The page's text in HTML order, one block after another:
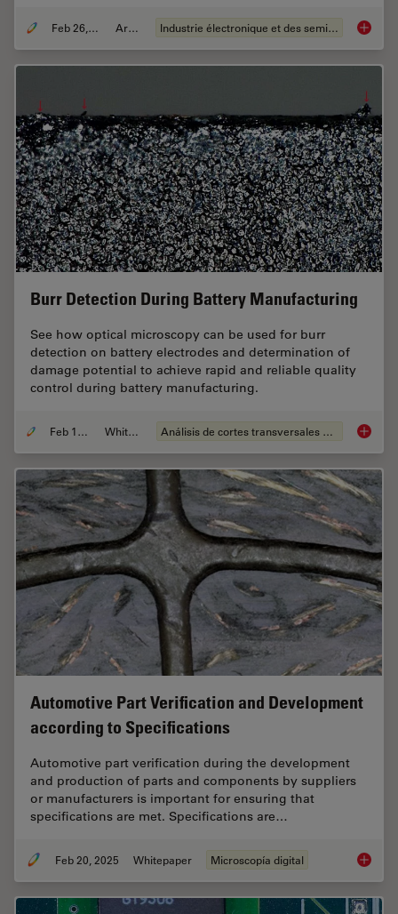
Feb 26, 2026 Article Industrie électronique et des semi-conducteurs 6-Inch
Burr Detection During Battery Manufacturing
See how optical microscopy can be used for burr
detection on battery electrodes and determination of
damage potential to achieve rapid and reliable quality
control during battery manufacturing.
Feb 12, 2026 Whitepaper Análisis de cortes transversales para la microelectrónica Burr
Automotive Part Verification and Development
according to Specifications
Automotive part verification during the development
and production of parts and components by suppliers
or manufacturers is important for ensuring that
specifications are met. Specifications are…
Feb 20, 2025 Whitepaper Microscopía digital